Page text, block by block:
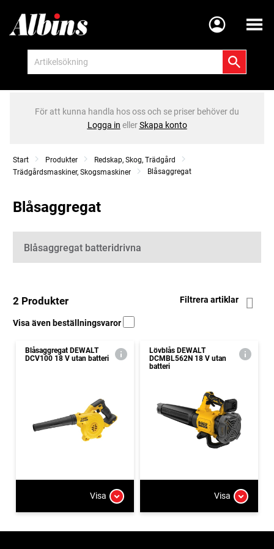
Meny
För att kunna handla hos oss och se priser behöver du
Logga in ellerSkapa konto
Start Produkter
Redskap, Skog, Trädgård
Trädgårdsmaskiner, Skogsmaskiner
Blåsaggregat
Blåsaggregat
Kategorier
Blåsaggregat batteridrivna
2 Produkter Filtrera artiklar
Visa även beställningsvaror
Blåsaggregat DEWALT
DCV100 18 V utan batteri
Visa
Lövblås DEWALT
DCMBL562N 18 V utan
batteri
Visa